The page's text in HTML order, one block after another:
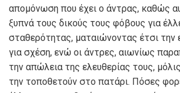
απομόνωση που έχει ο άντρας, καθώς
ξυπνά τους δικούς τους φόβους για
σταθερότητας, ματαιώνοντας έτσι την
για σχέση, ενώ οι άντρες, αιωνίως
την απώλεια της ελευθερίας τους,
την τοποθετούν στο πατάρι. Πόσες